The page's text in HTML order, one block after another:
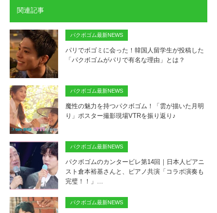
関連記事
パクボゴム最新NEWS
パリでボゴミに会った！韓国人留学生が投稿した
「パクボゴムがパリで有名な理由」とは？
パクボゴム最新NEWS
魔性の魅力を持つパクボゴム！「雲が描いた月明
り」ポスター撮影現場VTRを振り返り♪
パクボゴム最新NEWS
パクボゴムのカンタービレ第14回｜日本人ピアニ
スト倉本裕基さんと、ピアノ共演「コラボ演奏も
完璧！！」…
パクボゴム最新NEWS